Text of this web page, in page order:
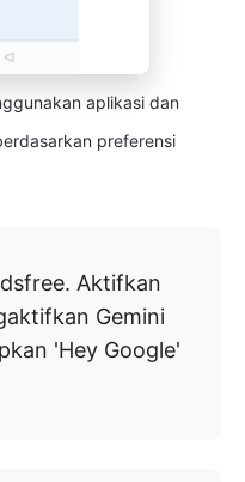
aplikasi dan
preferensi
Aktifkan
Gemini
'Hey Google'